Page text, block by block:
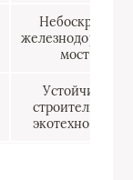
Небоскребы,
мосты
Устойчивое
строительство,
экотехнологии